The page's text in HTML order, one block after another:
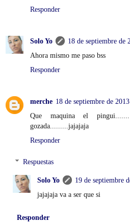
Responder
Solo Yo
18 de septiembre de
Ahora mismo me paso bss
Responder
merche 18 de septiembre de
Que maquina el
gozada.........jajajaja
Responder
Respuestas
Solo Yo
19 de septiembre
jajajaja va a ser que si
Responder